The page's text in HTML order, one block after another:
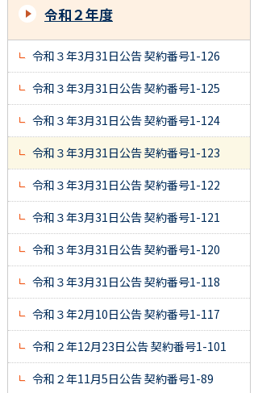
令和２年度
令和３年3月31日公告 契約番号1-126
令和３年3月31日公告 契約番号1-125
令和３年3月31日公告 契約番号1-124
令和３年3月31日公告 契約番号1-123
令和３年3月31日公告 契約番号1-122
令和３年3月31日公告 契約番号1-121
令和３年3月31日公告 契約番号1-120
令和３年3月31日公告 契約番号1-118
令和３年2月10日公告 契約番号1-117
令和２年12月23日公告 契約番号1-101
令和２年11月5日公告 契約番号1-89